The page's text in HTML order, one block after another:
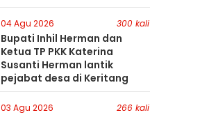
04 Agu 2026 300 kali
Bupati Inhil Herman dan
Ketua TP PKK Katerina
Susanti Herman lantik
pejabat desa di Keritang
03 Agu 2026 266 kali